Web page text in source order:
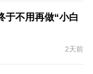
于不用再做“小白
2天前